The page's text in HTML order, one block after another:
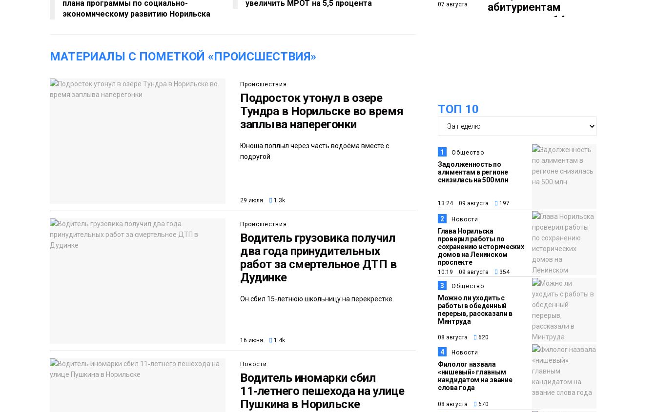
плана программы по социально-
экономическому развитию Норильска
увеличить МРОТ на 5,5 процента
МАТЕРИАЛЫ С ПОМЕТКОЙ «ПРОИСШЕСТВИЯ»
Происшествия
Подросток утонул в озере
Тундра в Норильске во время
заплыва наперегонки
Юноша поплыл через часть водоёма вместе с
подругой
29 июля 1.3k
Происшествия
Водитель грузовика получил
два года принудительных
работ за смертельное ДТП в
Дудинке
Он сбил 15-летнюю школьницу на перекрестке
16 июня 1.4k
Новости
Водитель иномарки сбил
11‑летнего пешехода на улице
Пушкина в Норильске
07 августа
абитуриентам
предлагают 14
07 августа
Образование
бесплатно отдохнут
на берегу Японского
16:41
Новости
Зелёный курс
скверы и тысячи
растений появятся по
всему городу
15:56
07 августа
Еда
Итальянский шеф-
повар Федерико
Арнальди изучает
кухню и прошлое
Норильска
15:11
07 августа
Спорт
Игрок ФК «Норильск»
Артём Антошкин
помог сборной России
взять золото в
футзальном турнире
ТОП 10
1 Общество
Задолженность по
алиментам в регионе
снизилась на 500 млн
13:24 09 августа 197
2 Новости
Глава Норильска
проверил работы по
сохранению исторических
домов на Ленинском
проспекте
10:19 09 августа 354
3 Общество
Можно ли уходить с
работы в обеденный
перерыв, рассказали в
Минтруда
08 августа 620
4 Новости
Филолог назвала
«нишевый» главным
кандидатом на звание
слова года
08 августа 670